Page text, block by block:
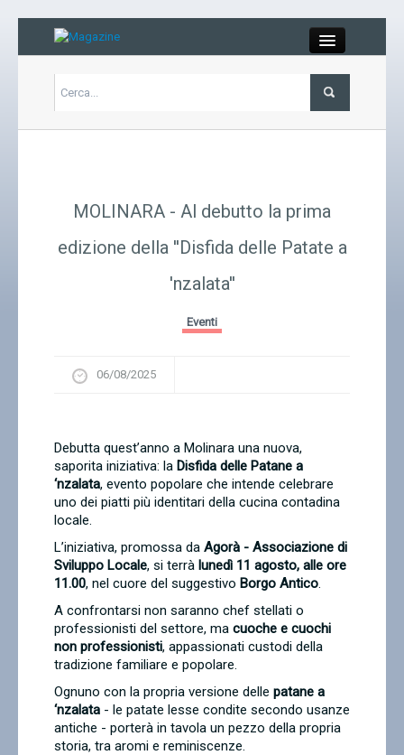
MOLINARA - Al debutto la prima
edizione della ''Disfida delle Patate a
'nzalata''
Eventi
06/08/2025
Debutta quest’anno a Molinara una nuova,
saporita iniziativa: la Disfida delle Patane a
‘nzalata, evento popolare che intende celebrare
uno dei piatti più identitari della cucina contadina
locale.
L’iniziativa, promossa da Agorà - Associazione di
Sviluppo Locale, si terrà lunedì 11 agosto, alle ore
11.00, nel cuore del suggestivo Borgo Antico
A confrontarsi non saranno chef stellati o
professionisti del settore, ma cuoche e cuochi
non professionisti, appassionati custodi della
tradizione familiare e popolare.
Ognuno con la propria versione delle patane a
‘nzalata - le patate lesse condite secondo usanze
antiche - porterà in tavola un pezzo della propria
storia, tra aromi e reminiscenze.